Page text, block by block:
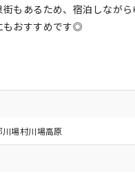
もあるため、宿泊しなが
もおすすめです◎
場村川場高原